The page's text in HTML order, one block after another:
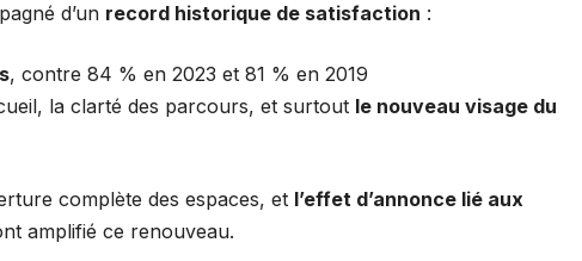
d’un record historique de satisfaction :
, contre 84 % en 2023 et 81 % en 2019
la clarté des parcours, et surtout le nouveau visage du
complète des espaces, et l’effet d’annonce lié aux
amplifié ce renouveau.